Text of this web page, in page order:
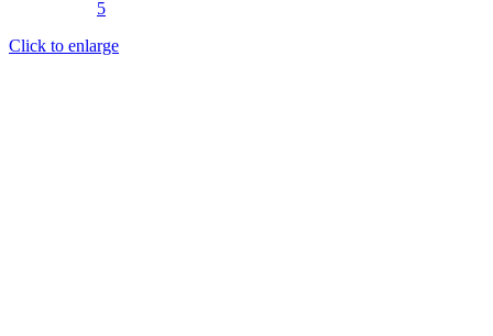
Click to enlarge